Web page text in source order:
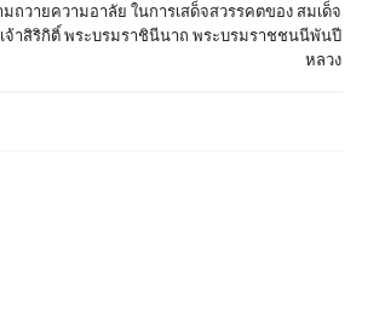
มถวายความอาลัย ในการเสด็จสวรรคตของ สมเด็จ
จ้าสิริกิติ์ พระบรมราชินีนาถ พระบรมราชชนนีพันปี
หลวง